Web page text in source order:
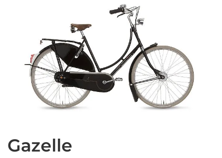
Gazelle